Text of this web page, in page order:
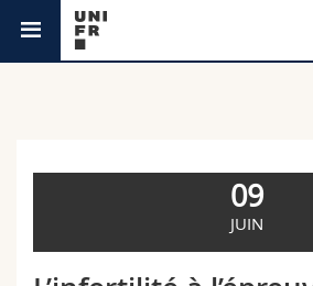
Ressources
09
JUIN